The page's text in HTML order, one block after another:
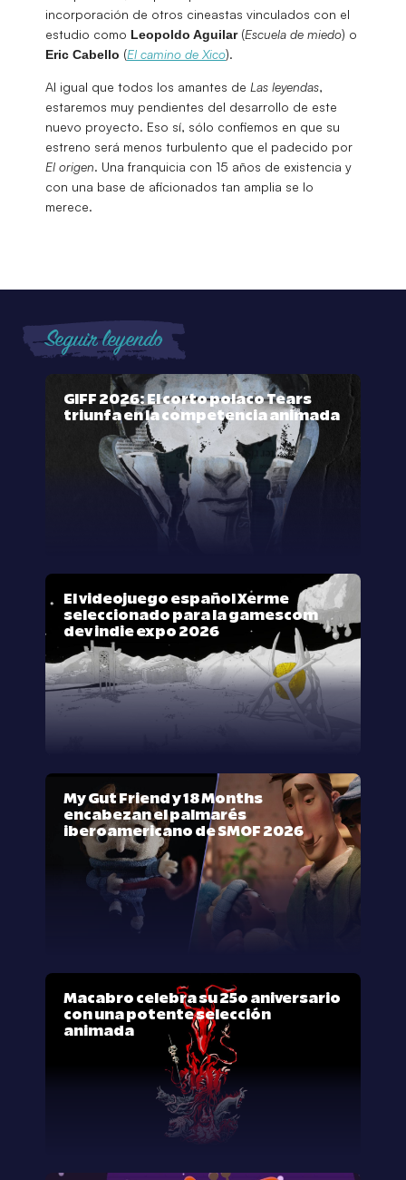
incorporación de otros cineastas vinculados con el
estudio como Leopoldo Aguilar(Escuela de miedo) o
Eric Cabello (El camino de Xico).
Al igual que todos los amantes de Las leyendas,
estaremos muy pendientes del desarrollo de este
nuevo proyecto. Eso sí, sólo confiemos en que su
estreno será menos turbulento que el padecido por
El origen. Una franquicia con 15 años de existencia y
con una base de aficionados tan amplia se lo
merece.
Seguir leyendo
GIFF 2026: El corto polaco Tears
triunfa en la competencia animada
El videojuego español Xerme
seleccionado para la gamescom
dev indie expo 2026
My Gut Friend y 18 Months
encabezan el palmarés
iberoamericano de SMOF 2026
Macabro celebra su 25º aniversario
con una potente selección
animada